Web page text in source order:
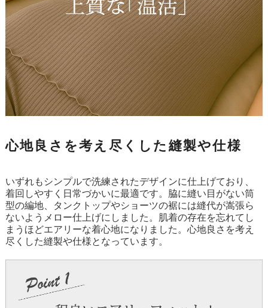
心地良さを考え尽くした縫製や仕様
いずれもシンプルで洗練されたデザインに仕上げており、
着回しやすく日常づかいに最適です。脇に縫い目がない筒
型の編地、タンクトップやショーツの裾には縫代が嵩張ら
ないようメロー仕上げにしました。肌着の存在を忘れてし
まうほどエアリーな着心地になりました。心地良さを考え
尽くした縫製や仕様となっています。